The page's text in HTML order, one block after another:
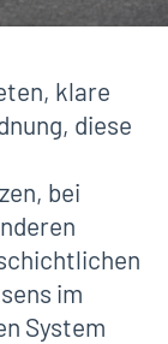
klare
diese
bei
im
System